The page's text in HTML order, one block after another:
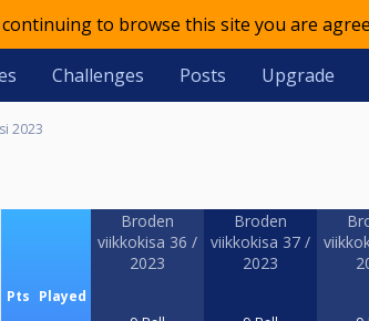
continuing to browse this site you are
Challenges Posts Upgrade
2023
Pts Played
Broden
viikkokisa 36 /
2023
Broden
viikkokisa 37 /
2023